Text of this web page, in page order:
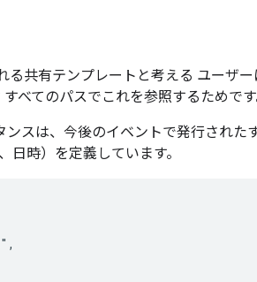
共有テンプレートと考える ユーザ
べてのパスでこれを参照するためです
ンスは、今後のイベントで発行された
時）を定義しています。